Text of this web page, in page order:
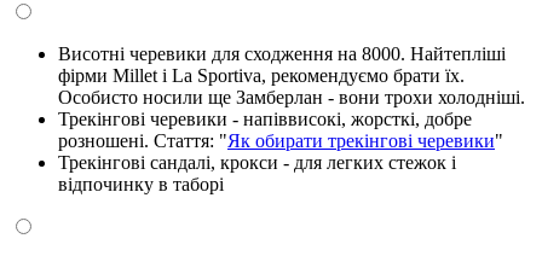
Висотні черевики для сходження на 8000. Найтепліші
фірми Millet і La Sportiva, рекомендуємо брати їх.
Особисто носили ще Замберлан - вони трохи холодніші.
Трекінгові черевики - напіввисокі, жорсткі, добре
розношені. Стаття: "Як обирати трекінгові черевики"
Трекінгові сандалі, крокси - для легких стежок і
відпочинку в таборі